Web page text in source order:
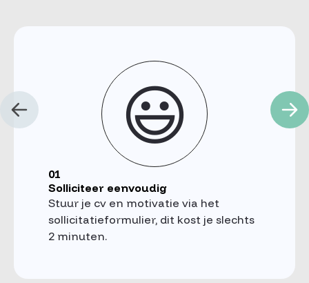
😃
01
Solliciteer eenvoudig
Stuur je cv en motivatie via het
sollicitatieformulier, dit kost je slechts
2 minuten.